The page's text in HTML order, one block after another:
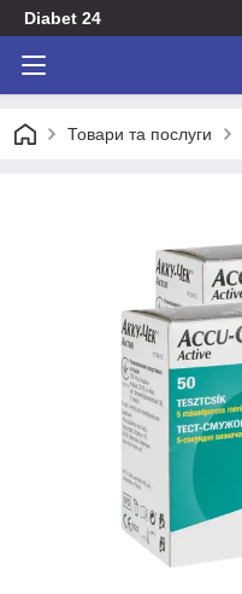
Diabet 24
Товари та послуги